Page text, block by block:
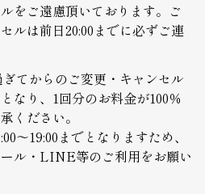
をご遠慮頂いております。ご
ルは前日20:00までに必ずご連
ぎてからのご変更・キャンセル
なり、1回分のお料金が100％
ください。
～19:00までとなりますため、
ル・LINE等のご利用をお願い